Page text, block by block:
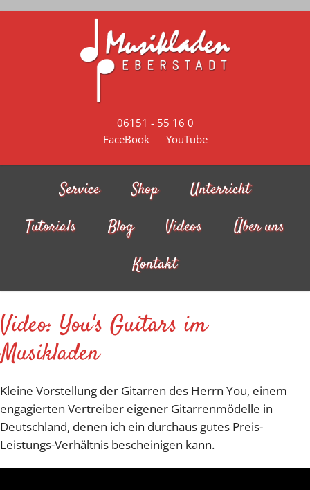
Skip to main content
06151 - 55 16 0
FaceBook
YouTube
Service Shop
Unterricht
Tutorials
Blog Videos
Über uns
Kontakt
Video: You's Guitars im
Musikladen
Kleine Vorstellung der Gitarren des Herrn You, einem
engagierten Vertreiber eigener Gitarrenmödelle in
Deutschland, denen ich ein durchaus gutes Preis-
Leistungs-Verhältnis bescheinigen kann.